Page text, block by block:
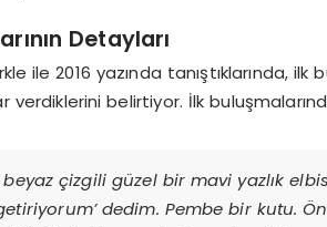
Detayları
ile 2016 yazında tanıştıklarında,
verdiklerini belirtiyor. İlk
çizgili güzel bir mavi yazlık
dedim. Pembe bir kutu.